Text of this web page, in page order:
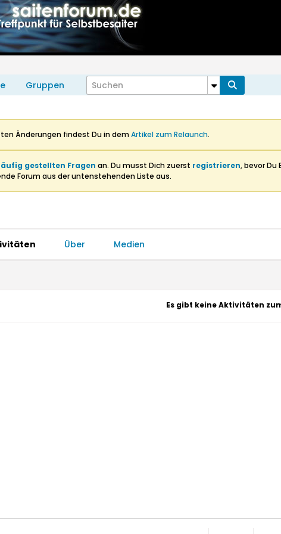
Gruppen
Änderungen findest Du in demArtikel zum Relaunch.
gestellten Fragen an. Du musst Dich zuerst registrieren, bevor Du
Forum aus der untenstehenden Liste aus.
Über Medien
Es gibt keine Aktivitäten